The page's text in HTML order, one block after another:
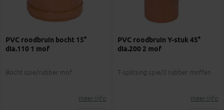
PVC roodbruin bocht 15°
dia.110 1 mof
Bocht spie/rubber mof
meer info
PVC roodbruin Y-stuk 45°
dia.200 2 mof
T-splitsing spie/2 rubber moffen
meer info